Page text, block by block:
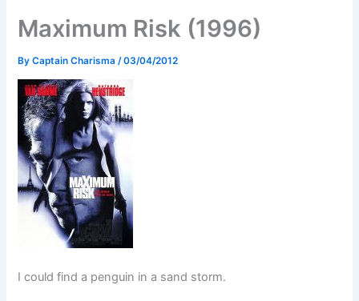
Maximum Risk (1996)
ByCaptain Charisma /03/04/2012
I could find a penguin in a sand storm.